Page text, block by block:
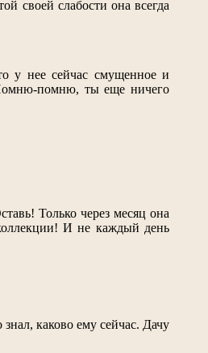
своей слабости она всегда
у нее сейчас смущенное и
помню, ты еще ничего
Только через месяц она
И не каждый день
каково ему сейчас. Дачу